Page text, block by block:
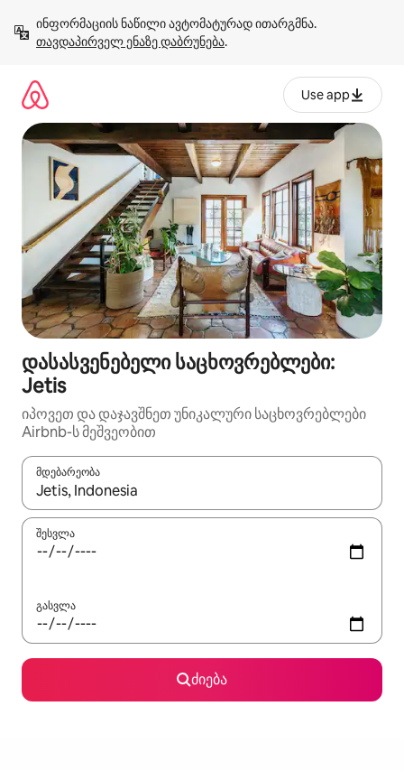
გადასვლა
თავდაპირველ ენაზე დაბრუნება.
Use app
დასასვენებელი საცხოვრებლები:
Jetis
იპოვეთ და დაჯავშნეთ უნიკალური საცხოვრებლები
Airbnb-ს მეშვეობით
მდებარეობა
როცა შედეგები ხელმისაწვდომი გახდება, ნავიგაციისთვის
შესვლა
გასვლა
ძიება